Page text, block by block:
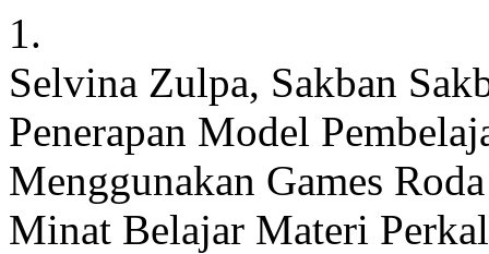
1.
Selvina Zulpa, Sakban
Penerapan Model
Menggunakan Games
Minat Belajar Materi